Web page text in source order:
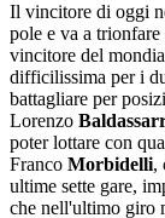
Il vincitore di oggi
pole e va a
vincitore del
difficilissima per i
battagliare per
Lorenzo
poter lottare con
Franco Morbidelli,
ultime sette gare,
che nell'ultimo giro